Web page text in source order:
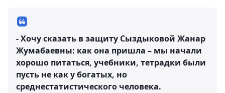
- Хочу сказать в защиту Сыздыковой Жанар
Жумабаевны: как она пришла – мы начали
хорошо питаться, учебники, тетрадки были
пусть не как у богатых, но
среднестатистического человека.